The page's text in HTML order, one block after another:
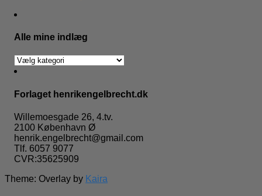
Alle mine indlæg
Alle
mine
Forlaget henrikengelbrecht.dk
Willemoesgade 26, 4.tv.
2100 København Ø
henrik.engelbrecht@gmail.com
Tlf. 6057 9077
CVR:35625909
Theme: Overlay by Kaira